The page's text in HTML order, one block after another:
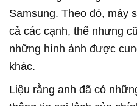
Samsung. Theo đó, máy
cả các cạnh, thế nhưng
những hình ảnh được
khác.
Liệu rằng anh đã có